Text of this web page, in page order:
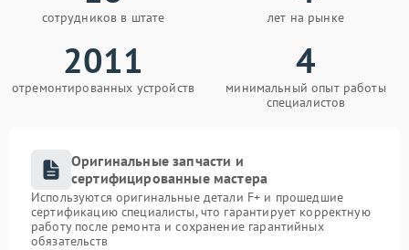
сотрудников в штате лет на рынке
2011
отремонтированных устройств
4
минимальный опыт работы
специалистов
Оригинальные запчасти и
сертифицированные мастера
Используются оригинальные детали F+ и прошедшие
сертификацию специалисты, что гарантирует корректную
работу после ремонта и сохранение гарантийных
обязательств